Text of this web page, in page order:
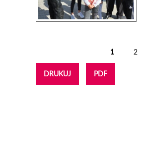
Strony
1 2
DRUKUJ PDF